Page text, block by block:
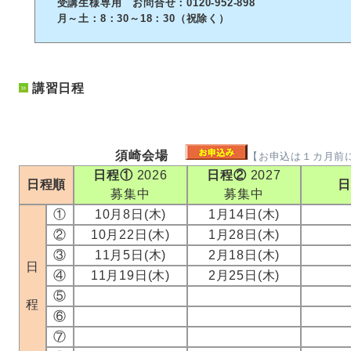
受講生様専用 お問合せ：0120-952-898
月～土：8：30～18：30（祝除く）
講習日程
須崎会場 【お申込は１カ月
日程順
日程①2026
募集中
日程②2027
募集中
日
程
① 10月8日(木)
1月14日(木)
②
10月22日(木)
1月28日(木)
③
11月5日(木)
2月18日(木)
④
11月19日(木)
2月25日(木)
⑤
⑥
⑦